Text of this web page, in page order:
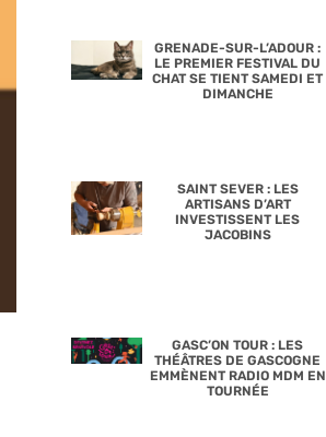
GRENADE-SUR-L’ADOUR :
LE PREMIER FESTIVAL DU
CHAT SE TIENT SAMEDI ET
DIMANCHE
SAINT SEVER : LES
ARTISANS D’ART
INVESTISSENT LES
JACOBINS
GASC’ON TOUR : LES
THÉÂTRES DE GASCOGNE
EMMÈNENT RADIO MDM EN
TOURNÉE